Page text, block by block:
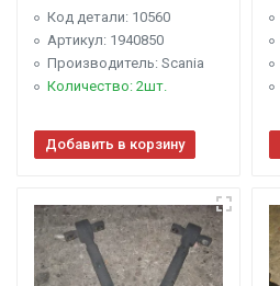
Код детали: 10560
Артикул: 1940850
Производитель: Scania
Количество: 2шт.
Добавить в корзину